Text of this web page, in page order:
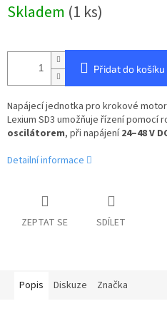
cena:
Skladem (1 ks)
Přidat do košíku
Napájecí jednotka pro krokové
Lexium SD3 umožňuje řízení pomocí
oscilátorem, při napájení24–48 V
Detailní informace
ZEPTAT SE SDÍLET
Popis Diskuze Značka